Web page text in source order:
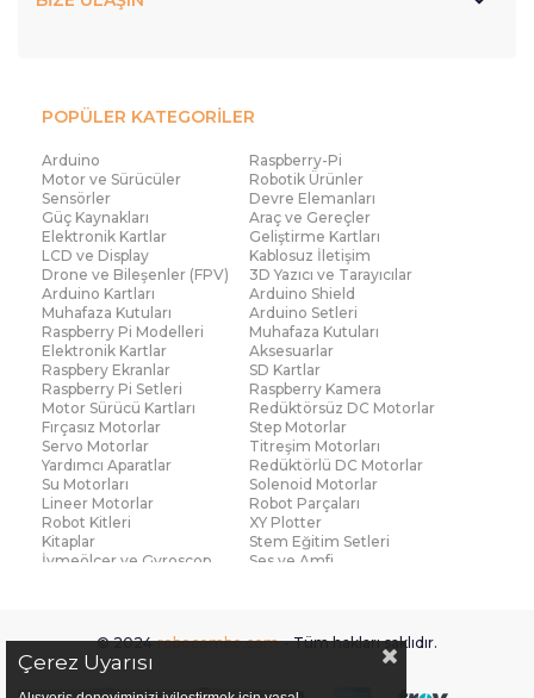
POPÜLER KATEGORİLER
Arduino
Raspberry-Pi
Motor ve Sürücüler
Robotik Ürünler
Sensörler
Devre Elemanları
Güç Kaynakları
Araç ve Gereçler
Elektronik Kartlar
Geliştirme Kartları
LCD ve Display
Kablosuz İletişim
Drone ve Bileşenler (FPV)
3D Yazıcı ve Tarayıcılar
Arduino Kartları
Arduino Shield
Muhafaza Kutuları
Arduino Setleri
Raspberry Pi Modelleri
Muhafaza Kutuları
Elektronik Kartlar
Aksesuarlar
Raspbery Ekranlar
SD Kartlar
Raspberry Pi Setleri
Raspberry Kamera
Motor Sürücü Kartları
Redüktörsüz DC Motorlar
Fırçasız Motorlar
Step Motorlar
Servo Motorlar
Titreşim Motorları
Yardımcı Aparatlar
Redüktörlü DC Motorlar
Su Motorları
Solenoid Motorlar
Lineer Motorlar
Robot Parçaları
Robot Kitleri
XY Plotter
Kitaplar
Stem Eğitim Setleri
İvmeölçer ve Gyroscop
Ses ve Amfi
Voltaj ve Akım
Titreşim
Basınç ve Kuvvet
Manyetik ve Hall Effect
Mesafe, Çizgi ve Hareket
Sıcaklık ve Nem
© 2024 robocombo.com - Tüm hakları saklıdır.
Çerez Uyarısı